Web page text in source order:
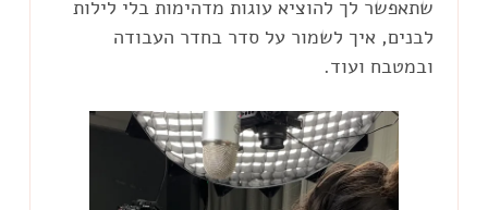
שתאפשר לך להוציא עוגות מדהימות בלי לילות
לבנים, איך לשמור על סדר בחדר העבודה
ובמטבח ועוד.